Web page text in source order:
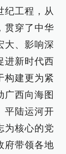
纪工程，从
贯穿了中华
大、影响深
进新时代西
构建更为紧
西向海图
平陆运河开
为核心的党
府带领各地